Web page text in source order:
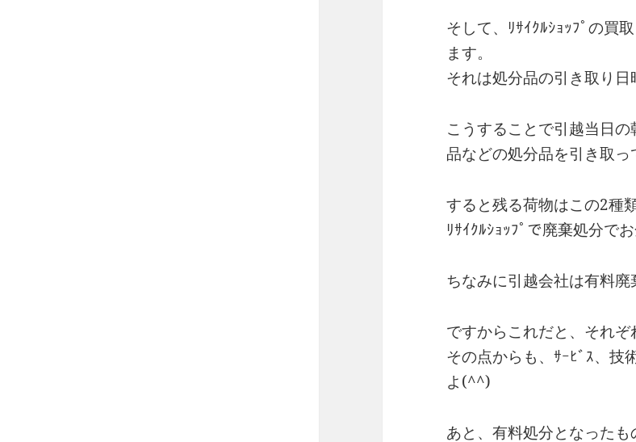
そして、ﾘｻｲｸﾙｼｮｯﾌﾟの買
ます。
それは処分品の引き取り日
こうすることで引越当日
品などの処分品を引き取っ
すると残る荷物はこの2種
ﾘｻｲｸﾙｼｮｯﾌﾟで廃棄処分で
ちなみに引越会社は有料廃
ですからこれだと、それぞ
その点からも、ｻｰﾋﾞｽ、技
よ(^^)
あと、有料処分となった